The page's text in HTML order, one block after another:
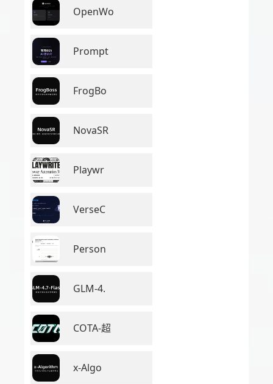
OpenWo
Prompt
FrogBo
NovaSR
Playwr
VerseC
Person
GLM-4.
COTA-超
x-Algo